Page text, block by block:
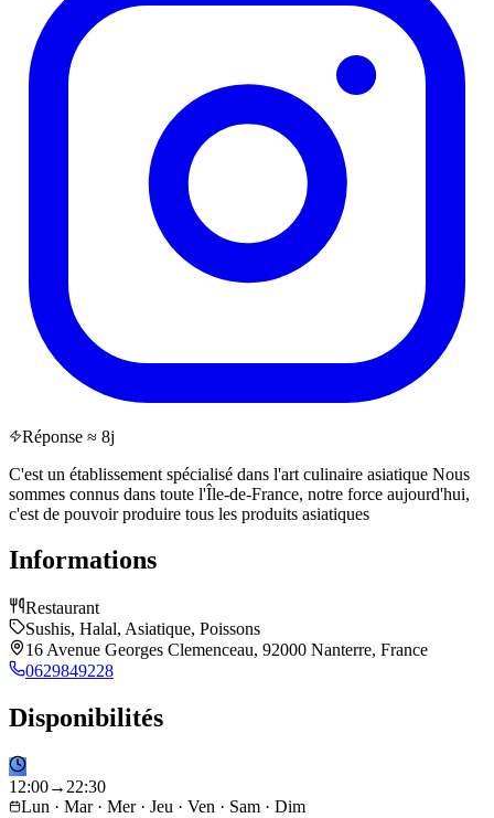
Réponse ≈ 8j
C'est un établissement spécialisé dans l'art culinaire asiatique Nous
sommes connus dans toute l'Île-de-France, notre force aujourd'hui,
c'est de pouvoir produire tous les produits asiatiques
Informations
Restaurant
Sushis, Halal, Asiatique, Poissons
16 Avenue Georges Clemenceau, 92000 Nanterre, France
0629849228
Disponibilités
12:00→ 22:30
Lun · Mar · Mer · Jeu · Ven · Sam · Dim